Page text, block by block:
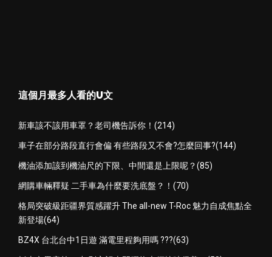
這個月最多人看的U文
新車該不該用車罩？老司機告訴你！(214)
車子在部分路段直行會偏 有些路段又不會?怎麼回事?(144)
機油添加該到機油尺的下限、中間還是上限呢？(85)
網購車輛釋疑 二手車為什麼要洗底盤？！(70)
格局突破級距疆界質感躍升 The all-new T-Roc 魅力自成焦點全
新登場(64)
BZ4X 台北台中1日遊 滿電里程夠用嗎 ???(63)